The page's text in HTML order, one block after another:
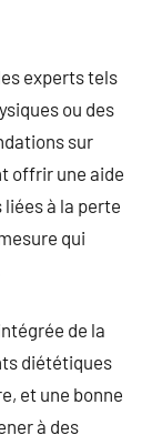
experts tels
ou des
sur
offrir une aide
à la perte
qui
de la
diététiques
et une bonne
à des